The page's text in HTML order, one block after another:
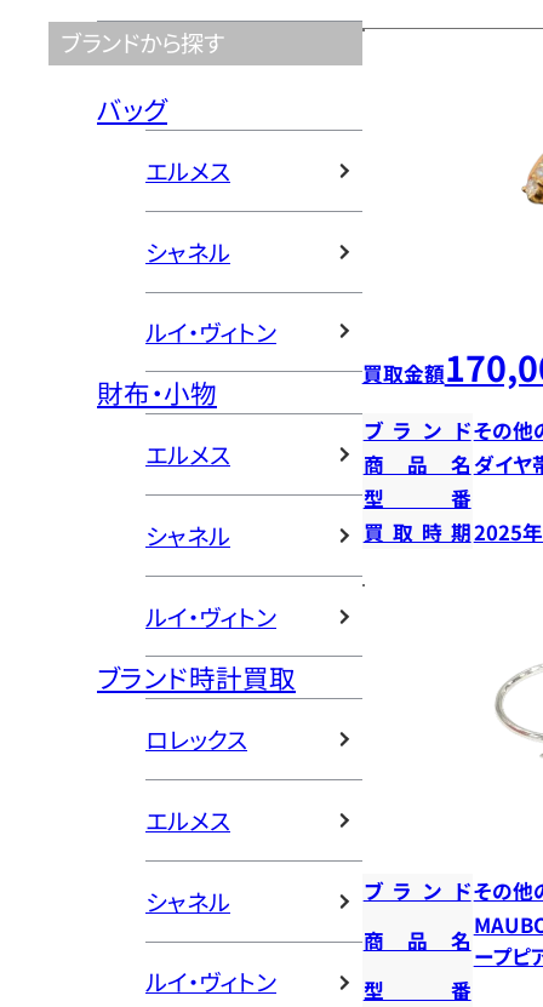
ブランドから探す
バッグ
エルメス
シャネル
ルイ・ヴィトン
財布・小物
エルメス
シャネル
ルイ・ヴィトン
ブランド時計買取
ロレックス
エルメス
シャネル
ルイ・ヴィトン
買取金額
ブランドその他
商品名ダイヤ
型番
買取時期2025
ブランドその他
商品名
ープピ
型番